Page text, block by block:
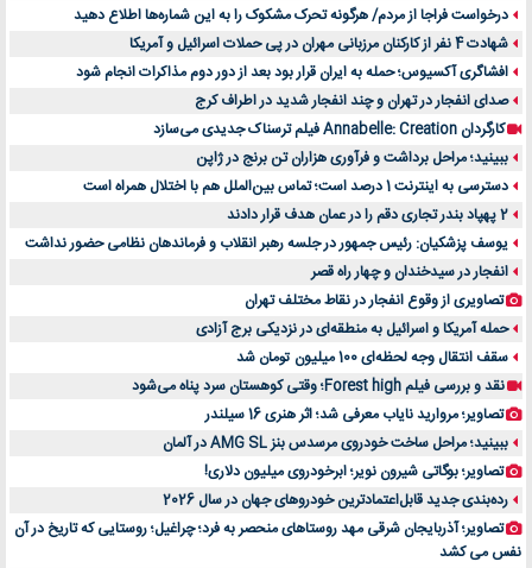
درخواست فراجا از مردم/ هرگونه تحرک مشکوک را به این شماره‌ها اطلاع دهید
شهادت 4 نفر از کارکنان مرزبانی مهران در پی حملات اسرائیل و آمریکا
افشاگری آکسیوس؛ حمله به ایران قرار بود بعد از دور دوم مذاکرات انجام شود
صدای انفجار در تهران و چند انفجار شدید در اطراف کرج
کارگردان Annabelle: Creation فیلم ترسناک جدیدی می‌سازد
ببینید؛ مراحل برداشت و فرآوری هزاران تن برنج در ژاپن
دسترسی به اینترنت 1 درصد است؛ تماس بین‌الملل هم با اختلال همراه است
2 پهپاد بندر تجاری دقم را در عمان هدف قرار دادند
یوسف پزشکیان: رئیس جمهور در جلسه رهبر انقلاب و فرماندهان نظامی حضور نداشت
انفجار در سیدخندان و چهار راه قصر
تصاویری از وقوع انفجار در نقاط مختلف تهران
حمله آمریکا و اسرائیل به منطقه‌ای در نزدیکی برج آزادی
سقف انتقال وجه لحظه‌ای 100 میلیون تومان شد
نقد و بررسی فیلم Forest high؛ وقتی کوهستان سرد پناه می‌شود
تصاویر؛ مروارید نایاب معرفی شد؛ اثر هنری 16 سیلندر
ببینید؛ مراحل ساخت خودروی مرسدس بنز AMG SL در آلمان
تصاویر؛ بوگاتی شیرون نویر؛ ابرخودروی میلیون دلاری!
رده‌بندی جدید قابل‌اعتمادترین خودروهای جهان در سال 2026
تصاویر؛ آذربایجان شرقی مهد روستاهای منحصر به فرد؛ چراغیل؛ روستایی که تاریخ در آن
نفس می کشد